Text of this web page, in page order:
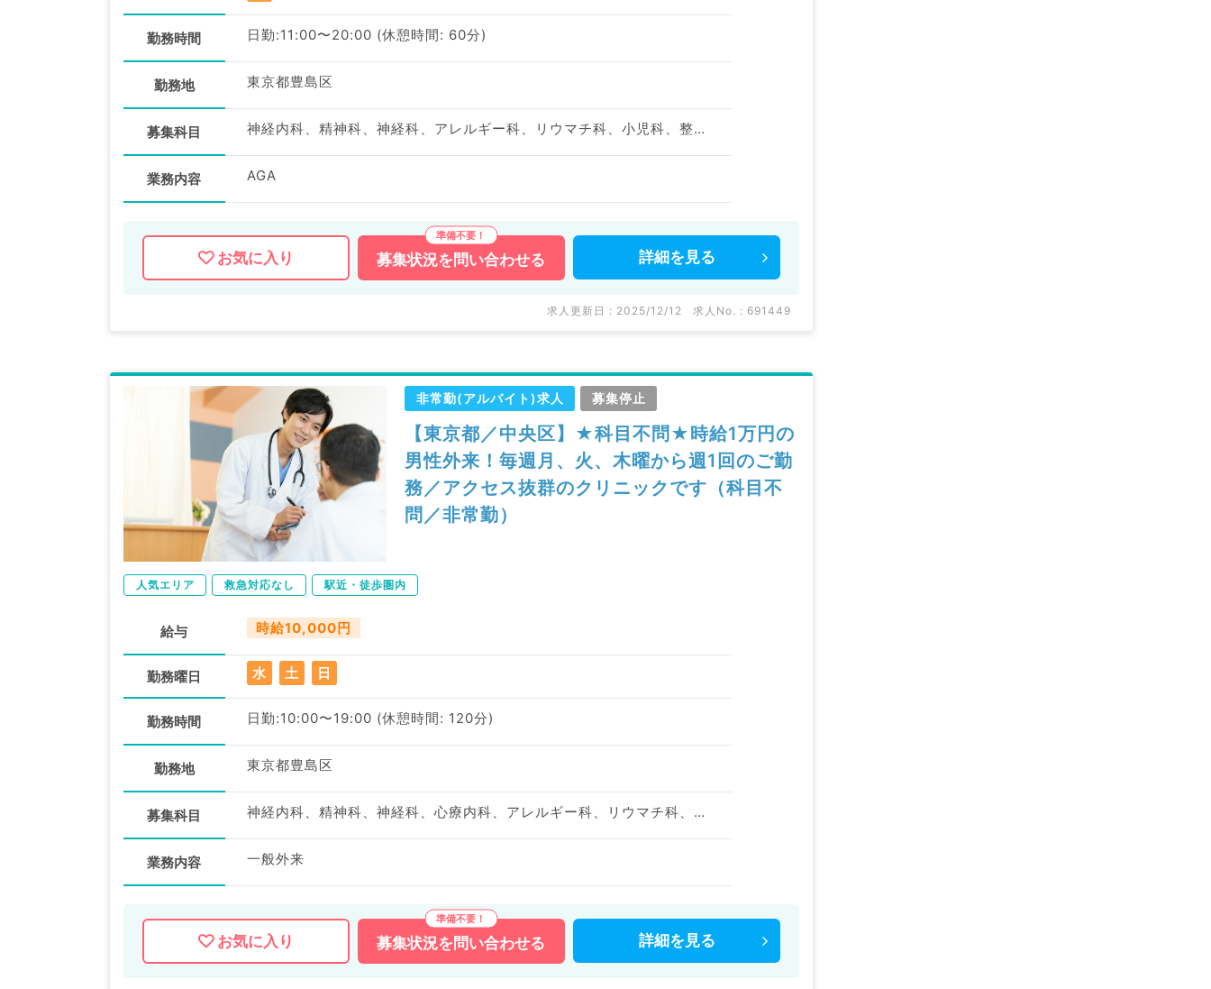
勤務時間 日勤:11:00〜20:00 (休憩時間: 60分)
勤務地 東京都豊島区
募集科目 神経内科、精神科、神経科、アレルギー科、リウマチ科、小児科、整形外科、形成外科、美容外科、脳神経外科、呼吸器外科、心臓血管外科、小児外科、皮膚科、泌尿器科、産婦人科、産科、婦人科、眼科、耳鼻咽喉科、気管食道科、放射線科、リハビリテーション科、麻酔科、ペインクリニック、人工透析科、緩和ケア科、一般内科、循環器内科、呼吸器内科、消化器内科、内分泌・代謝内科、腎臓内科、老年内科、血液内科、外科系全般、一般外科、消化器外科、乳腺外科、総合診療科、美容皮膚科、健診・人間ドック、救急科・ＩＣＵ、病理科、基礎医学系、膠原病科、スポーツ整形外科、大腸・肛門外科、その他、産業医、科目不問
業務内容 AGA
お気に入り 募集状況を 問い合わせる 詳細を 見る
求人更新日 : 2025/12/12 求人No. : 691449
非常勤(アルバイト)求人 募集停止
【東京都／中央区】★科目不問★時給1万円の
男性外来！毎週月、火、木曜から週1回のご勤
務／アクセス抜群のクリニックです（科目不
問／非常勤）
人気エリア 救急対応なし 駅近・徒歩圏内
給与 時給10,000円
勤務曜日 水 土 日
勤務時間 日勤:10:00〜19:00 (休憩時間: 120分)
勤務地 東京都豊島区
募集科目 神経内科、精神科、神経科、心療内科、アレルギー科、リウマチ科、小児科、整形外科、形成外科、美容外科、脳神経外科、呼吸器外科、心臓血管外科、小児外科、皮膚科、泌尿器科、産婦人科、産科、婦人科、眼科、耳鼻咽喉科、気管食道科、放射線科、リハビリテーション科、麻酔科、ペインクリニック、人工透析科、緩和ケア科、一般内科、循環器内科、呼吸器内科、消化器内科、内分泌・代謝内科、腎臓内科、老年内科、血液内科、外科系全般、一般外科、消化器外科、乳腺外科、総合診療科、美容皮膚科、健診・人間ドック、救急科・ＩＣＵ、病理科、基礎医学系、膠原病科、スポーツ整形外科、大腸・肛門外科、その他、産業医、科目不問
業務内容 一般外来
お気に入り 募集状況を 問い合わせる 詳細を 見る